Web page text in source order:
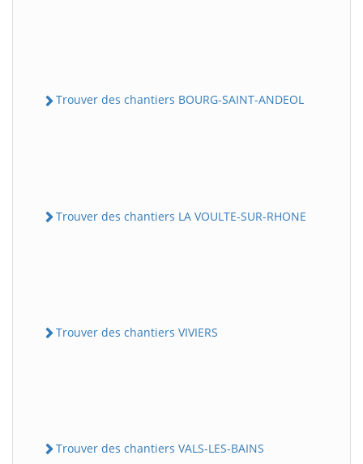
Trouver des chantiers BOURG-SAINT-ANDEOL
Trouver des chantiers LA VOULTE-SUR-RHONE
Trouver des chantiers VIVIERS
Trouver des chantiers VALS-LES-BAINS